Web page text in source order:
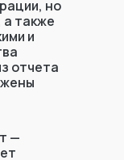
но
а также
и
отчета
—